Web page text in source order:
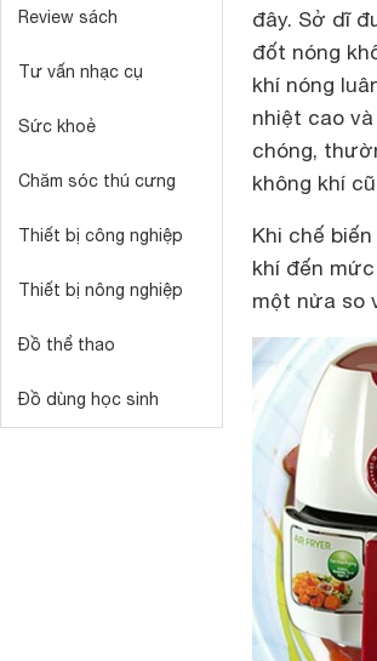
Review sách
Tư vấn nhạc cụ
Sức khoẻ
Chăm sóc thú cưng
Thiết bị công nghiệp
Thiết bị nông nghiệp
Đồ thể thao
Đồ dùng học sinh
đây. Sở dĩ
đốt nóng
khí nóng
nhiệt cao
chóng,
không khí
Khi chế
khí đến
một nửa so